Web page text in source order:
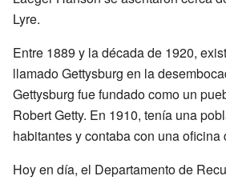
Lyre.
Entre 1889 y la década de 1920,
llamado Gettysburg en la
Gettysburg fue fundado como un
Robert Getty. En 1910, tenía una
habitantes y contaba con una oficina
Hoy en día, el Departamento de